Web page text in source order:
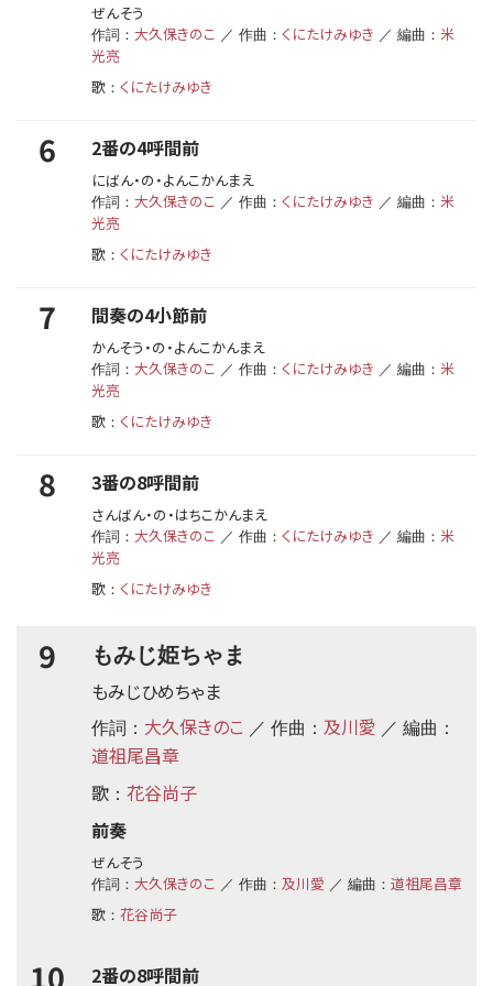
ぜんそう
作詞： 大久保きのこ ／ 作曲： くにたけみゆき ／ 編曲： 米
光亮
歌 ： くにたけみゆき
6 2番の4呼間前
にばん・の・よんこかんまえ
作詞： 大久保きのこ ／ 作曲： くにたけみゆき ／ 編曲： 米
光亮
歌 ： くにたけみゆき
7 間奏の4小節前
かんそう・の・よんこかんまえ
作詞： 大久保きのこ ／ 作曲： くにたけみゆき ／ 編曲： 米
光亮
歌 ： くにたけみゆき
8 3番の8呼間前
さんばん・の・はちこかんまえ
作詞： 大久保きのこ ／ 作曲： くにたけみゆき ／ 編曲： 米
光亮
歌 ： くにたけみゆき
9 もみじ姫ちゃま
もみじひめちゃま
作詞： 大久保きのこ ／ 作曲： 及川愛 ／ 編曲：
道祖尾昌章
歌 ： 花谷尚子
前奏
ぜんそう
作詞： 大久保きのこ ／ 作曲： 及川愛 ／ 編曲： 道祖尾昌章
歌 ： 花谷尚子
10 2番の8呼間前